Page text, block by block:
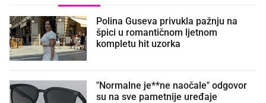
Polina Guseva privukla pažnju na
špici u romantičnom ljetnom
kompletu hit uzorka
"Normalne je**ne naočale" odgovor
su na sve pametnije uređaje